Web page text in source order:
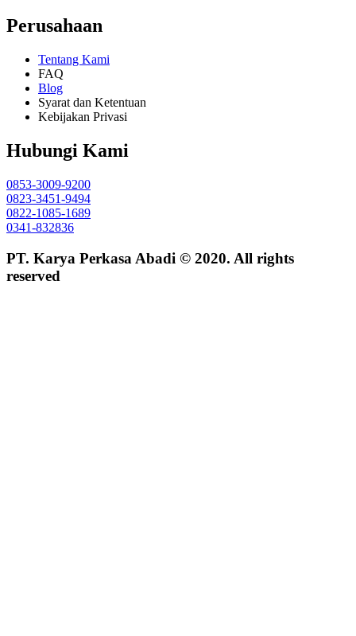
Perusahaan
Tentang Kami
FAQ
Blog
Syarat dan Ketentuan
Kebijakan Privasi
Hubungi Kami
0853-3009-9200
0823-3451-9494
0822-1085-1689
0341-832836
PT. Karya Perkasa Abadi © 2020. All rights
reserved